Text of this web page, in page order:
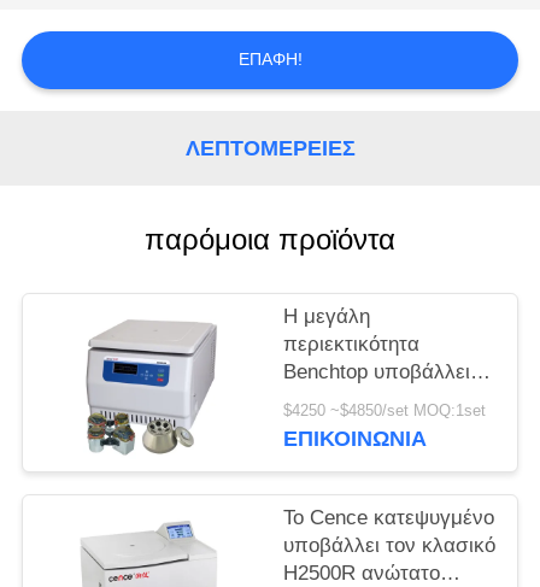
SITEMAP
ΕΠΑΦΉ!
ΛΕΠΤΟΜΈΡΕΙΕΣ
παρόμοια προϊόντα
Η μεγάλη
περιεκτικότητα
Benchtop υποβάλλει
H2050R με το στροφέα
ταλάντευσης 4*750ml
$4250 ~$4850/set MOQ:1set
ΕΠΙΚΟΙΝΩΝΊΑ
Το Cence κατεψυγμένο
υποβάλλει τον κλασικό
H2500R ανώτατο